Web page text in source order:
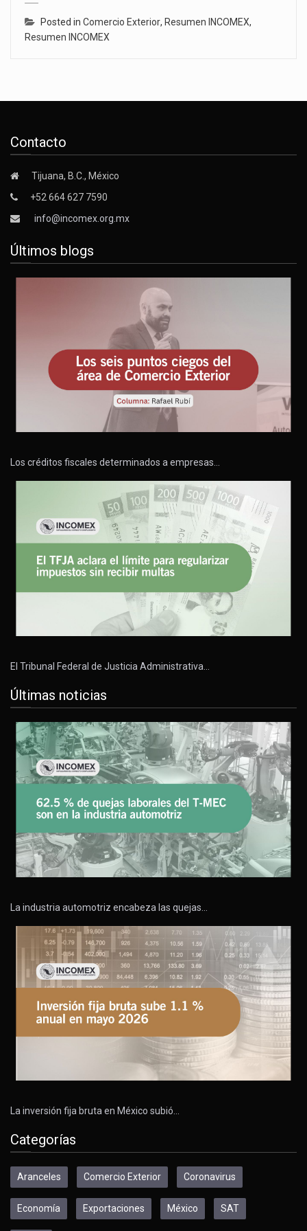
Posted in Comercio Exterior, Resumen INCOMEX,
Resumen INCOMEX
Contacto
Tijuana, B.C., México
+52 664 627 7590
info@incomex.org.mx
Últimos blogs
Los créditos fiscales determinados a empresas…
El Tribunal Federal de Justicia Administrativa…
Últimas noticias
La industria automotriz encabeza las quejas…
La inversión fija bruta en México subió…
Categorías
Aranceles Comercio Exterior Coronavirus
Economía Exportaciones México SAT